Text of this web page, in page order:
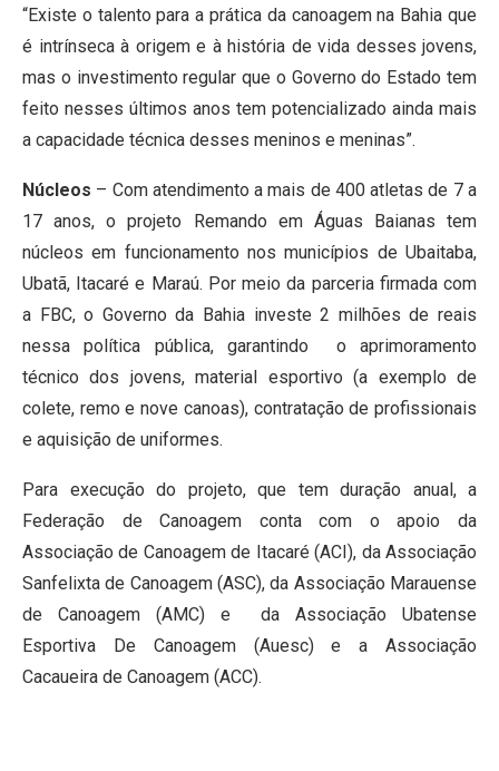
“Existe o talento para a prática da canoagem na Bahia que
é intrínseca à origem e à história de vida desses jovens,
mas o investimento regular que o Governo do Estado tem
feito nesses últimos anos tem potencializado ainda mais
a capacidade técnica desses meninos e meninas”.
Núcleos – Com atendimento a mais de 400 atletas de 7 a
17 anos, o projeto Remando em Águas Baianas tem
núcleos em funcionamento nos municípios de Ubaitaba,
Ubatã, Itacaré e Maraú. Por meio da parceria firmada com
a FBC, o Governo da Bahia investe 2 milhões de reais
nessa política pública, garantindo o aprimoramento
técnico dos jovens, material esportivo (a exemplo de
colete, remo e nove canoas), contratação de profissionais
e aquisição de uniformes.
Para execução do projeto, que tem duração anual, a
Federação de Canoagem conta com o apoio da
Associação de Canoagem de Itacaré (ACI), da Associação
Sanfelixta de Canoagem (ASC), da Associação Marauense
de Canoagem (AMC) e da Associação Ubatense
Esportiva De Canoagem (Auesc) e a Associação
Cacaueira de Canoagem (ACC).